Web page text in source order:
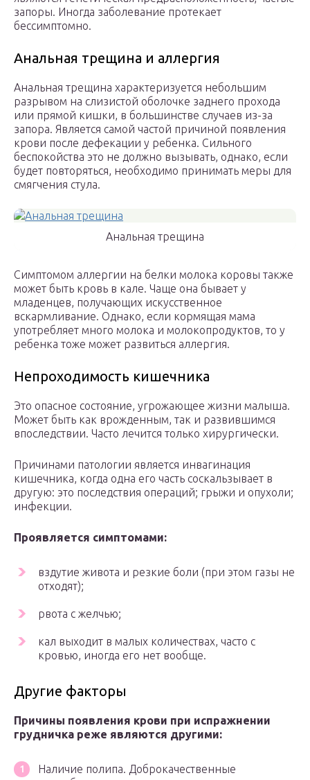
запоры. Иногда заболевание протекает
бессимптомно.
Анальная трещина и аллергия
Анальная трещина характеризуется небольшим
разрывом на слизистой оболочке заднего прохода
или прямой кишки, в большинстве случаев из-за
запора. Является самой частой причиной появления
крови после дефекации у ребенка. Сильного
беспокойства это не должно вызывать, однако, если
будет повторяться, необходимо принимать меры для
смягчения стула.
Анальная трещина
Симптомом аллергии на белки молока коровы также
может быть кровь в кале. Чаще она бывает у
младенцев, получающих искусственное
вскармливание. Однако, если кормящая мама
употребляет много молока и молокопродуктов, то у
ребенка тоже может развиться аллергия.
Непроходимость кишечника
Это опасное состояние, угрожающее жизни малыша.
Может быть как врожденным, так и развившимся
впоследствии. Часто лечится только хирургически.
Причинами патологии является инвагинация
кишечника, когда одна его часть соскальзывает в
другую: это последствия операций; грыжи и опухоли;
инфекции.
Проявляется симптомами:
вздутие живота и резкие боли (при этом газы не
отходят);
рвота с желчью;
кал выходит в малых количествах, часто с
кровью, иногда его нет вообще.
Другие факторы
Причины появления крови при испражнении
грудничка реже являются другими:
Наличие полипа. Доброкачественные